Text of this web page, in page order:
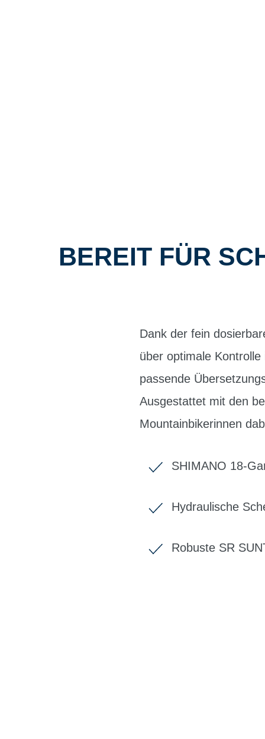
BEREIT FÜR
Dank der fein
über optimale
passende
Ausgestattet mit den
Mountainbikerinnen
SHIMANO 18-
Hydraulische
Robuste SR